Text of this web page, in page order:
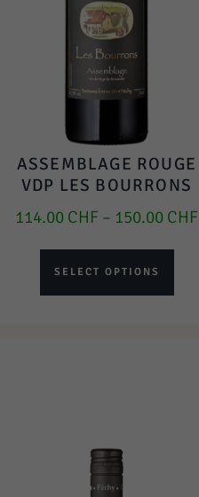
ASSEMBLAGE ROUGE
VDP LES BOURRONS
114.00 CHF – 150.00 CHF
SELECT OPTIONS